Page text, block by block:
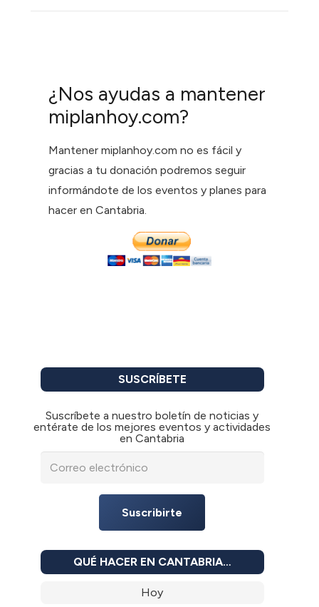
¿Nos ayudas a mantener
miplanhoy.com?
Mantener miplanhoy.com no es fácil y
gracias a tu donación podremos seguir
informándote de los eventos y planes para
hacer en Cantabria.
SUSCRÍBETE
Suscríbete a nuestro boletín de noticias y
entérate de los mejores eventos y actividades
en Cantabria
Suscribirte
QUÉ HACER EN CANTABRIA…
Hoy